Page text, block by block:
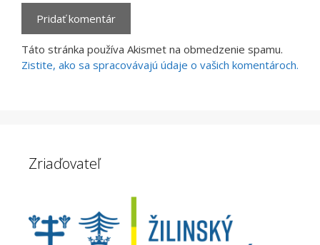
Táto stránka používa Akismet na obmedzenie spamu.
Zistite, ako sa spracovávajú údaje o vašich komentároch.
Zriaďovateľ